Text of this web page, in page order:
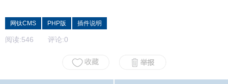
网钛CMS PHP版 插件说明
阅读:546 评论:0